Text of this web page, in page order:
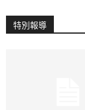
特別報導